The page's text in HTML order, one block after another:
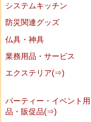
システムキッチン
防災関連グッズ
仏具・神具
業務用品・サービス
エクステリア(⇒)
パーティー・イベント用
品・販促品(⇒)